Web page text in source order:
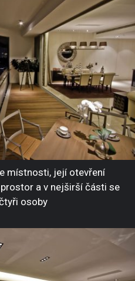
místnosti, její otevření
a v nejširší části se
osoby